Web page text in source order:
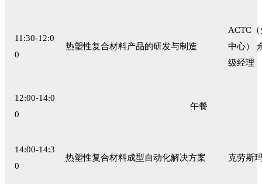
11:30-12:0
0
热塑性复合材料产品的研发与制造
ACTC
中心）
级经理
12:00-14:0
0
午餐
14:00-14:3
0
热塑性复合材料成型自动化解决方案 克劳斯